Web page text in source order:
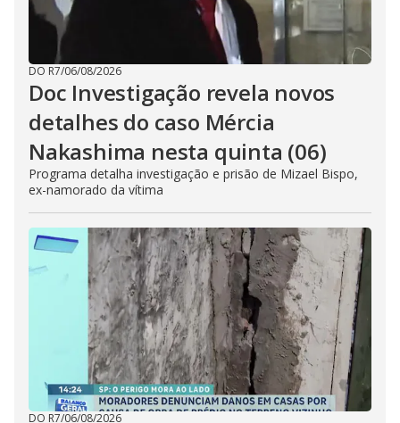
DO R7/06/08/2026
Doc Investigação revela novos
detalhes do caso Mércia
Nakashima nesta quinta (06)
Programa detalha investigação e prisão de Mizael Bispo,
ex-namorado da vítima
DO R7/06/08/2026